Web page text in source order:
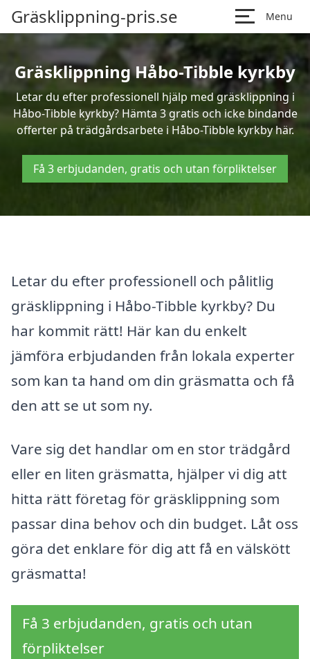
Gräsklippning-pris.se Menu
Gräsklippning Håbo-Tibble kyrkby
Letar du efter professionell hjälp med gräsklippning i
Håbo-Tibble kyrkby? Hämta 3 gratis och icke bindande
offerter på trädgårdsarbete i Håbo-Tibble kyrkby här.
Få 3 erbjudanden, gratis och utan förpliktelser
Letar du efter professionell och pålitlig
gräsklippning i Håbo-Tibble kyrkby? Du
har kommit rätt! Här kan du enkelt
jämföra erbjudanden från lokala experter
som kan ta hand om din gräsmatta och få
den att se ut som ny.
Vare sig det handlar om en stor trädgård
eller en liten gräsmatta, hjälper vi dig att
hitta rätt företag för gräsklippning som
passar dina behov och din budget. Låt oss
göra det enklare för dig att få en välskött
gräsmatta!
Få 3 erbjudanden, gratis och utan
förpliktelser